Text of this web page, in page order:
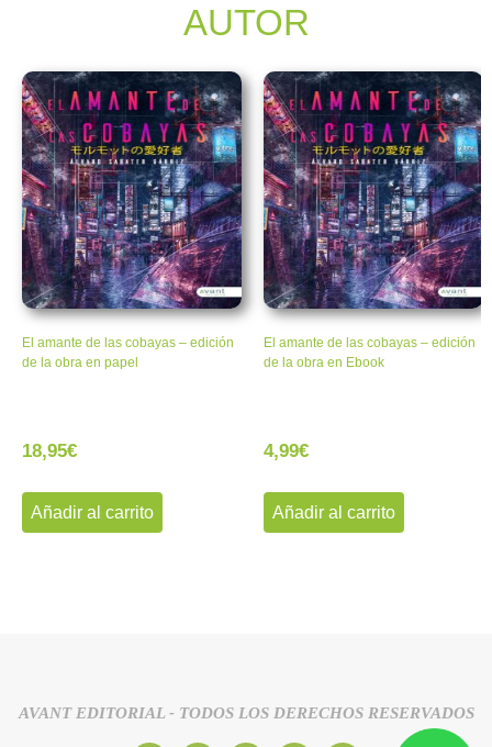
AUTOR
El amante de las cobayas – edición
de la obra en papel
18,95€
Añadir al carrito
El amante de las cobayas – edición
de la obra en Ebook
4,99€
Añadir al carrito
AVANT EDITORIAL - TODOS LOS DERECHOS RESERVADOS